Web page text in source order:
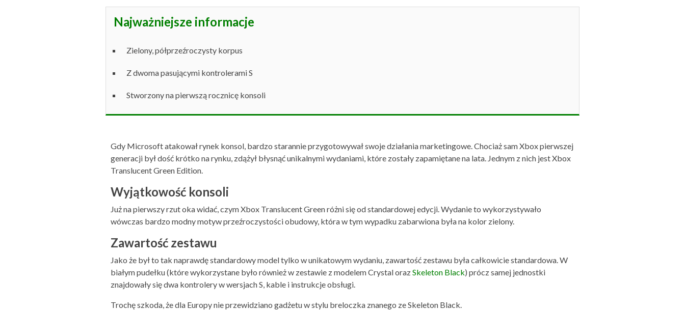
Najważniejsze informacje
Zielony, półprzeźroczysty korpus
Z dwoma pasującymi kontrolerami S
Stworzony na pierwszą rocznicę konsoli
Gdy Microsoft atakował rynek konsol, bardzo starannie przygotowywał swoje działania marketingowe. Chociaż sam Xbox pierwszej
generacji był dość krótko na rynku, zdążył błysnąć unikalnymi wydaniami, które zostały zapamiętane na lata. Jednym z nich jest Xbox
Translucent Green Edition.
Wyjątkowość konsoli
Już na pierwszy rzut oka widać, czym Xbox Translucent Green różni się od standardowej edycji. Wydanie to wykorzystywało
wówczas bardzo modny motyw przeźroczystości obudowy, która w tym wypadku zabarwiona była na kolor zielony.
Zawartość zestawu
Jako że był to tak naprawdę standardowy model tylko w unikatowym wydaniu, zawartość zestawu była całkowicie standardowa. W
białym pudełku (które wykorzystane było również w zestawie z modelem Crystal orazSkeleton Black) prócz samej jednostki
znajdowały się dwa kontrolery w wersjach S, kable i instrukcje obsługi.
Trochę szkoda, że dla Europy nie przewidziano gadżetu w stylu breloczka znanego ze Skeleton Black.